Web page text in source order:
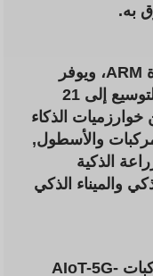
به.
وهو مزود بمعالج ARM ثماني النواة ARM، ويوفر
معالجاً افتراضياً بـ 6 توباس، قابل للتوسيع إلى 21
الذكاء
والأسطول,
الذكية
والميناء الذكي
تندمج بوابة الحوسبة الطرفية للمركبات AIoT-5G-